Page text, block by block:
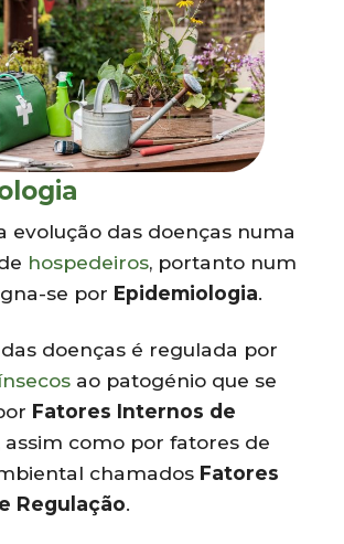
evolução das doenças numa
hospedeiros, portanto num
se por Epidemiologia.
doenças é regulada por
ao patogénio que se
Fatores Internos de
assim como por fatores de
chamados Fatores
Regulação.